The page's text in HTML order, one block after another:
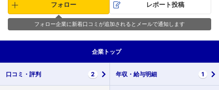
フォロー レポート投稿
フォロー企業に新着口コミが追加されるとメールで通知します
企業 トップ
口コミ・ 評判 2 年収・ 給与明細 1